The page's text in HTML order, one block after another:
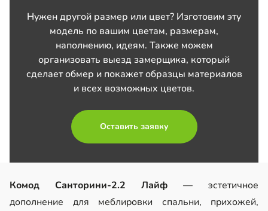
Нужен другой размер или цвет? Изготовим эту
модель по вашим цветам, размерам,
наполнению, идеям. Также можем
организовать выезд замерщика, который
сделает обмер и покажет образцы материалов
и всех возможных цветов.
Оставить заявку
Комод Санторини-2.2 Лайф — эстетичное
дополнение для меблировки спальни, прихожей,